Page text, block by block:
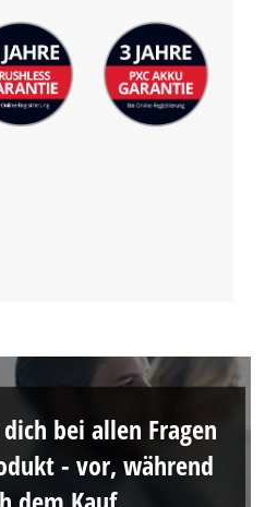
bei allen Fragen
- vor, während